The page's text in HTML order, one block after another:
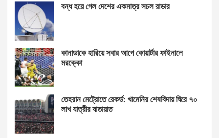
বন্ধ হয়ে গেল দেশের একমাত্র সচল রাডার
কানাডাকে হারিয়ে সবার আগে কোয়ার্টার ফাইনালে
মরক্কো
তেহরান মেট্রোতে রেকর্ড: খামেনির শেষবিদায় ঘিরে ৭০
লাখ যাত্রীর যাতায়াত